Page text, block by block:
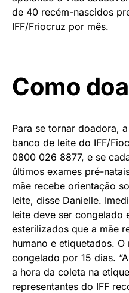
de 40 recém-nascidos
IFF/Friocruz por mês.
Como
Para se tornar doadora,
banco de leite do IFF/
0800 026 8877, e se
últimos exames pré-
mãe recebe orientação
leite, disse Danielle.
leite deve ser congelado
esterilizados que a mãe
humano e etiquetados.
congelado por 15 dias.
a hora da coleta na
representantes do IFF